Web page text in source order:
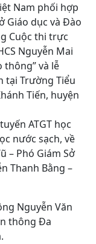
Nam phối hợp
Giáo dục và Đào
Cuộc thi trực
Nguyễn Mai
thông” và lễ
tại Trường Tiểu
Tiến, huyện
ATGT học
nước sạch, về
– Phó Giám Sở
Thanh Bằng –
Nguyễn Văn
thông Đa